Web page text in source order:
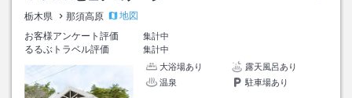
栃木県 那須高原
地図
お客様アンケート評価
集計中
るるぶトラベル評価
集計中
大浴場あり
露天風呂あり
温泉
駐車場あり